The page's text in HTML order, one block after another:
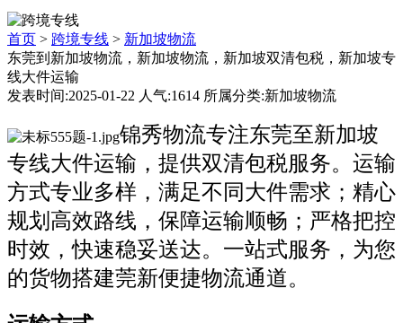
首页 > 跨境专线 > 新加坡物流
东莞到新加坡物流，新加坡物流，新加坡双清包税，新加坡专
线大件运输
发表时间:2025-01-22 人气:1614 所属分类:新加坡物流
锦秀物流专注东莞至新加坡
专线大件运输，提供双清包税服务。运输
方式专业多样，满足不同大件需求；精心
规划高效路线，保障运输顺畅；严格把控
时效，快速稳妥送达。一站式服务，为您
的货物搭建莞新便捷物流通道。